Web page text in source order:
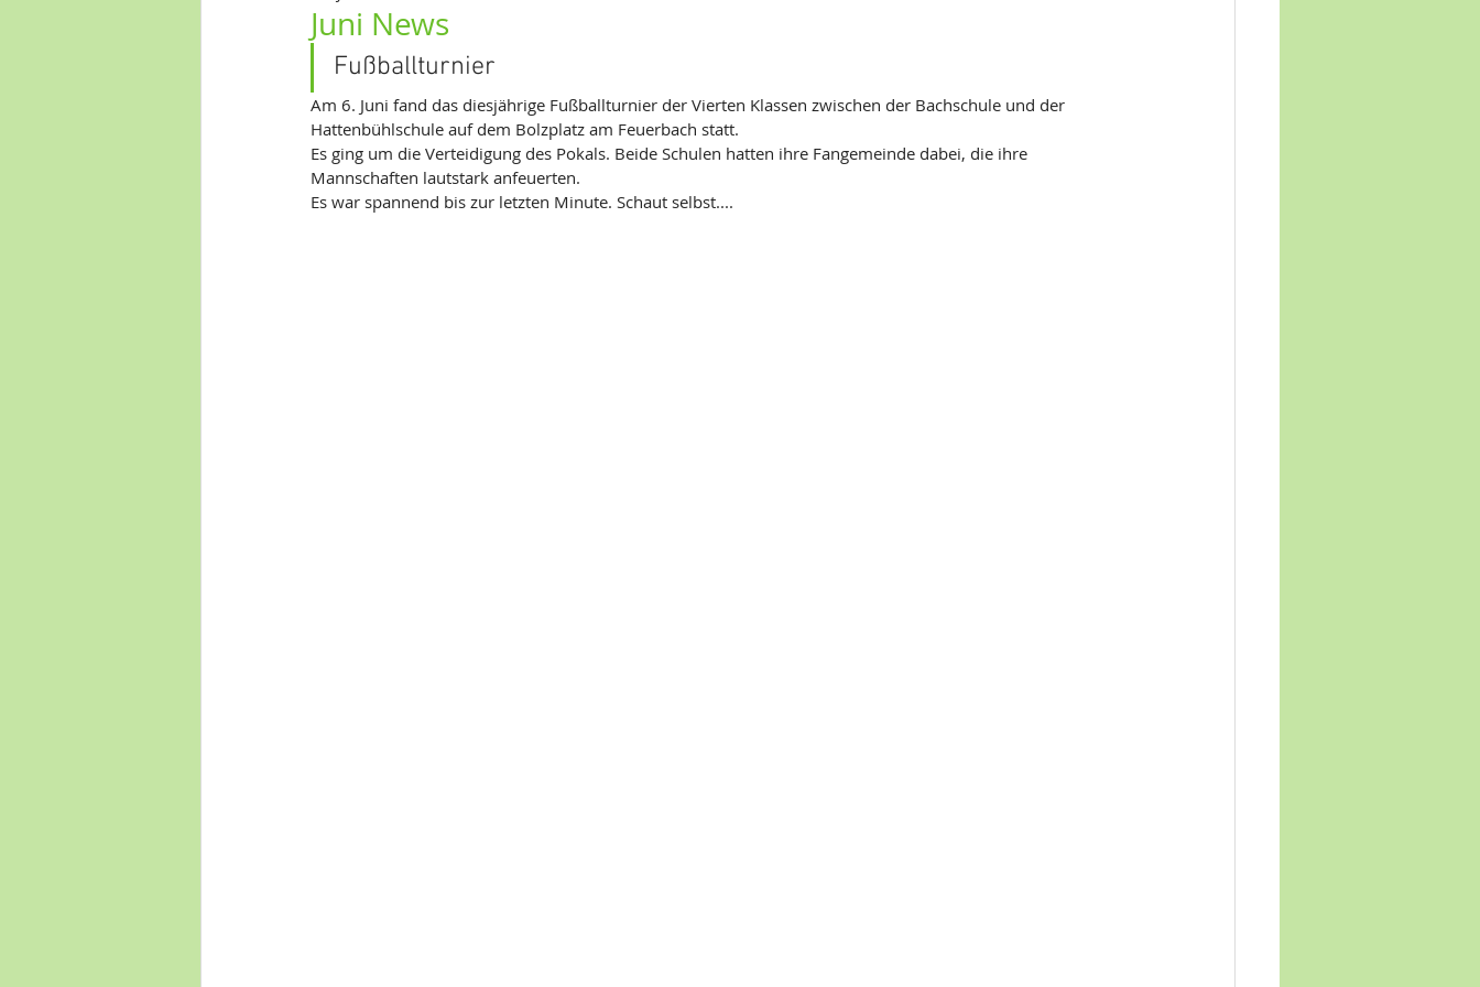
Juni News
Fußballturnier
Am 6. Juni fand das diesjährige Fußballturnier der Vierten Klassen zwischen der Bachschule und der
Hattenbühlschule auf dem Bolzplatz am Feuerbach statt.
Es ging um die Verteidigung des Pokals. Beide Schulen hatten ihre Fangemeinde dabei, die ihre
Mannschaften lautstark anfeuerten.
Es war spannend bis zur letzten Minute. Schaut selbst....